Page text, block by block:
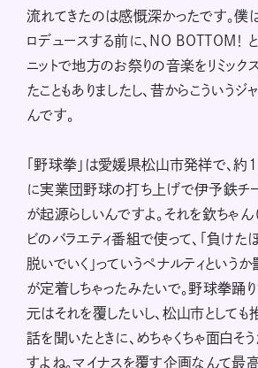
流れてきたのは感慨深かったです。僕
ロデュースする前に、NO BOTTOM！
ニットで地方のお祭りの音楽をリミック
たこともありましたし、昔からこういうジ
んです。
「野球拳」は愛媛県松山市発祥で、
に実業団野球の打ち上げで伊予鉄チ
が起源らしいんですよ。それを欽ちゃん
ビのバラエティ番組で使って、「負け
脱いでいく」っていうペナルティという
が定着しちゃったみたいで。野球拳踊
元はそれを覆したいし、松山市としても
話を聞いたときに、めちゃくちゃ面白そ
すよね。マイナスを覆す企画なんて最高